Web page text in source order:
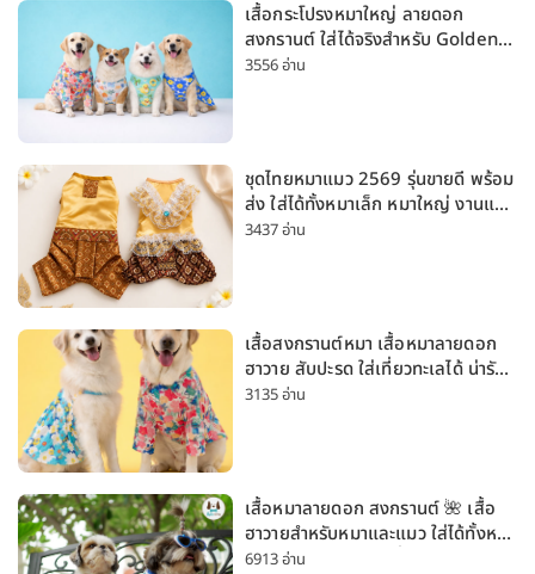
เสื้อกระโปรงหมาใหญ่ ลายดอก
สงกรานต์ ใส่ได้จริงสำหรับ Golden
Husky Labrador [อัปเดต 2026]
3556 อ่าน
ชุดไทยหมาแมว 2569 รุ่นขายดี พร้อม
ส่ง ใส่ได้ทั้งหมาเล็ก หมาใหญ่ งานแต่ง
สงกรานต์ ลอยกระทง
3437 อ่าน
เสื้อสงกรานต์หมา เสื้อหมาลายดอก
ฮาวาย สับปะรด ใส่เที่ยวทะเลได้ น่ารัก
ใส่ได้ทั้งหมาเล็กและหมาใหญ่
3135 อ่าน
เสื้อหมาลายดอก สงกรานต์ 🌺 เสื้อ
ฮาวายสำหรับหมาและแมว ใส่ได้ทั้งหมา
เล็กและหมาใหญ่ ใส่เที่ยวทะเลน่ารัก
6913 อ่าน